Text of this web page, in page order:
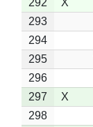
293
294
295
296
297
X
298